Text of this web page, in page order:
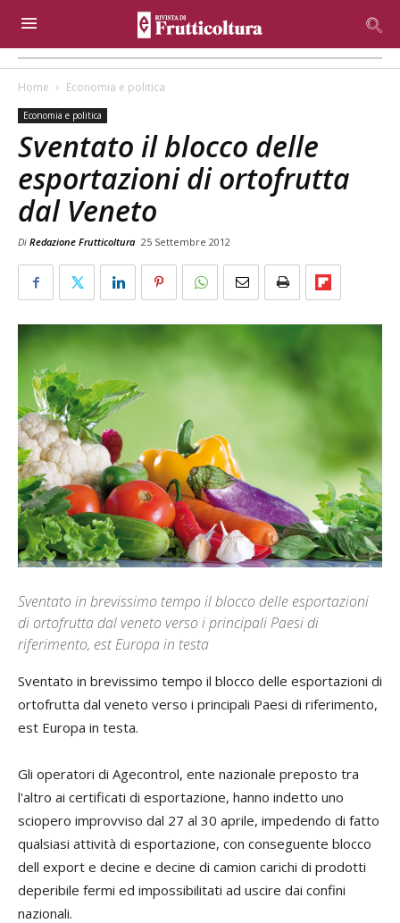
Home Economia e politica
Economia e politica
Sventato il blocco delle
esportazioni di ortofrutta
dal Veneto
Di Redazione Frutticoltura 25 Settembre 2012
Sventato in brevissimo tempo il blocco delle esportazioni
di ortofrutta dal veneto verso i principali Paesi di
riferimento, est Europa in testa
Sventato in brevissimo tempo il blocco delle esportazioni di
ortofrutta dal veneto verso i principali Paesi di riferimento,
est Europa in testa.
Gli operatori di Agecontrol, ente nazionale preposto tra
l'altro ai certificati di esportazione, hanno indetto uno
sciopero improvviso dal 27 al 30 aprile, impedendo di fatto
qualsiasi attività di esportazione, con conseguente blocco
dell export e decine e decine di camion carichi di prodotti
deperibile fermi ed impossibilitati ad uscire dai confini
nazionali.